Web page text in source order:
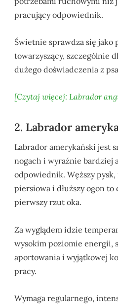
pracujący odpowiednik.
Świetnie sprawdza się jako
towarzyszący, szczególnie
dużego doświadczenia z
[Czytaj więcej: Labrador
2. Labrador
Labrador amerykański jest
nogach i wyraźnie bardziej
odpowiednik. Węższy
piersiowa i dłuższy ogon
pierwszy rzut oka.
Za wyglądem idzie
wysokim poziomie energii,
aportowania i wyjątkowej
pracy.
Wymaga regularnego,